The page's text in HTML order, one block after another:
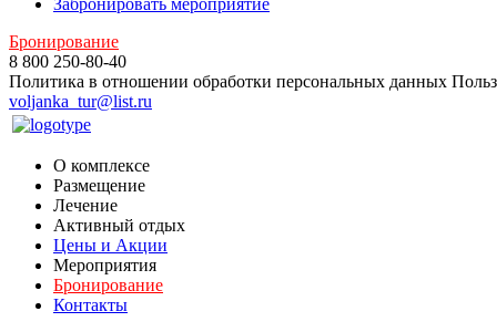
Забронировать мероприятие
Бронирование
8 800 250-80-40
Политика в отношении обработки персональных данных
voljanka_tur@list.ru
О комплексе
Размещение
Лечение
Активный отдых
Цены и Акции
Мероприятия
Бронирование
Контакты